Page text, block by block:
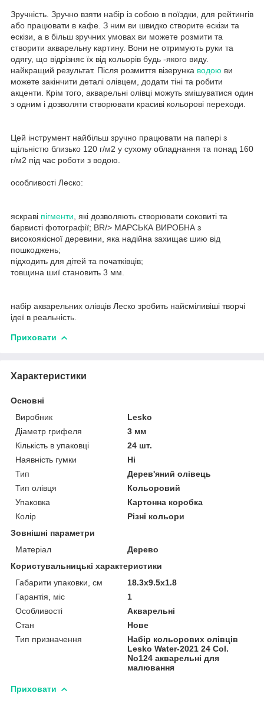
Зручність. Зручно взяти набір із собою в поїздки, для рейтингів
або працювати в кафе. З ним ви швидко створите ескізи та
ескізи, а в більш зручних умовах ви можете розмити та
створити акварельну картину. Вони не отримують руки та
одягу, що відрізняє їх від кольорів будь -якого виду.
найкращий результат. Після розмиття візерунка водою ви
можете закінчити деталі олівцем, додати тіні та робити
акценти. Крім того, акварельні олівці можуть змішуватися один
з одним і дозволяти створювати красиві кольорові переходи.
Цей інструмент найбільш зручно працювати на папері з
щільністю близько 120 г/м2 у сухому обладнання та понад 160
г/м2 під час роботи з водою.
особливості Леско:
яскраві пігменти , які дозволяють створювати соковиті та
барвисті фотографії; BR/> МАРСЬКА ВИРОБНА з
високоякісної деревини, яка надійна захищає шию від
пошкоджень;
підходить для дітей та початківців;
товщина шиї становить 3 мм.
набір акварельних олівців Леско зробить найсміливіші творчі
ідеї в реальність.
Приховати
Характеристики
Основні
Виробник
Lesko
Діаметр грифеля
3 мм
Кількість в упаковці
24 шт.
Наявність гумки
Ні
Тип
Дерев'яний олівець
Тип олівця
Кольоровий
Упаковка
Картонна коробка
Колір
Різні кольори
Зовнішні параметри
Матеріал
Дерево
Користувальницькі характеристики
Габарити упаковки, см
18.3х9.5х1.8
Гарантія, міс
1
Особливості
Акварельні
Стан
Нове
Тип призначення
Набір кольорових олівців
Lesko Water-2021 24 Col.
No124 акварельні для
малювання
Приховати